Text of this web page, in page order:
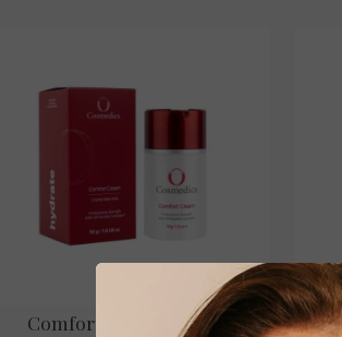
Comfort Cream – 50 gr.